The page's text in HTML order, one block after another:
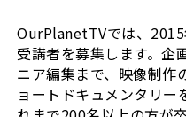
OurPlanetTVでは、
受講者を募集します。企
ニア編集まで、映像制作
ョートドキュメンタリー